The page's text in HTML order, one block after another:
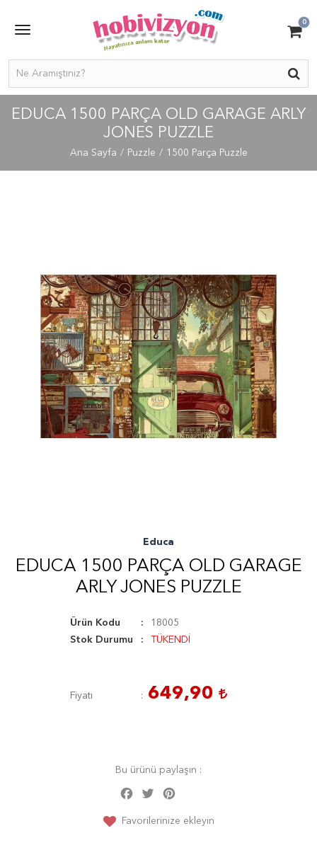
0
EDUCA 1500 PARÇA OLD GARAGE ARLY
JONES PUZZLE
Ana Sayfa Puzzle 1500 Parça Puzzle
Educa
EDUCA 1500 PARÇA OLD GARAGE
ARLY JONES PUZZLE
Ürün Kodu
18005
Stok Durumu
TÜKENDİ
Fiyatı 649,90
Bu ürünü paylaşın :
Facebook
Twitter
Favorilerinize ekleyin